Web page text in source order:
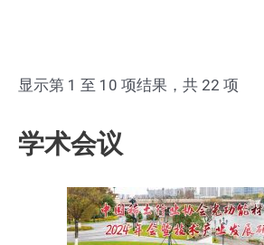
学术会议
显示第 1 至 10 项结果，共 22 项